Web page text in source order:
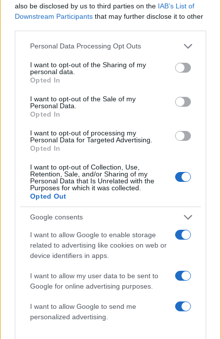
also be disclosed by us to third parties on the IAB’s List of
Downstream Participants that may further disclose it to other
Please note that this website/app uses one or more Google
not limited to your visit or usage behaviour. You may click to
grant or deny consent to Google and its third-party tags to
use your data for below specified purposes in below Google
consent section.
Personal Data Processing Opt Outs
I want to opt-out of the Sharing of my
personal data.
Opted In
I want to opt-out of the Sale of my
Personal Data.
Opted In
I want to opt-out of processing my
Personal Data for Targeted Advertising.
Opted In
I want to opt-out of Collection, Use,
Retention, Sale, and/or Sharing of my
Personal Data that Is Unrelated with the
Purposes for which it was collected.
Opted Out
Google consents
I want to allow Google to enable storage
related to advertising like cookies on web or
device identifiers in apps.
I want to allow my user data to be sent to
Google for online advertising purposes.
I want to allow Google to send me
personalized advertising.
Share:
Ακολουθήστε το Νewsit.gr στοGoogle Newsκαι
ενημερωθείτε πρώτοι για όλη την ειδησεογραφία και τα
τελευταία νέατης ημέρας
Πιο δημοφιλή
Κωνσταντίνος Αργυρός και Αλεξάνδρα
Νίκα κάνουν διακοπές με πολυτελές γιοτ
με τα δύο παιδιά τους
Η Άννα Βίσση ξετρελάθηκε με μπάντα που
έπαιζε Τσιτσάνη στο Φισκάρδο και τους
πρότεινε συνεργασία
Θρήνος για τον Λιονέλ Μέσι – Πέθανε ο
Ελίζαμπεθ Ελέτσι και Νεκτάριος Λεμονίδης
πήγαν στον Άγιο Νεκτάριο Βούλας για να
πάρουν την ευχή για τον γιο τους
Τζο Μπάιντεν: «Ο καρκίνος έχει εξαπλωθεί,
είναι πολύ επώδυνο», λέει ο γιος του
Πιο σχολιασμένα
Βγήκαν ξανά τα μαχαίρια στην Ελπίδα